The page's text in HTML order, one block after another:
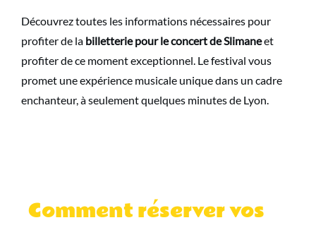
Découvrez toutes les informations nécessaires pour
profiter de la billetterie pour le concert de Slimaneet
profiter de ce moment exceptionnel. Le festival vous
promet une expérience musicale unique dans un cadre
enchanteur, à seulement quelques minutes de Lyon.
Comment réserver vos